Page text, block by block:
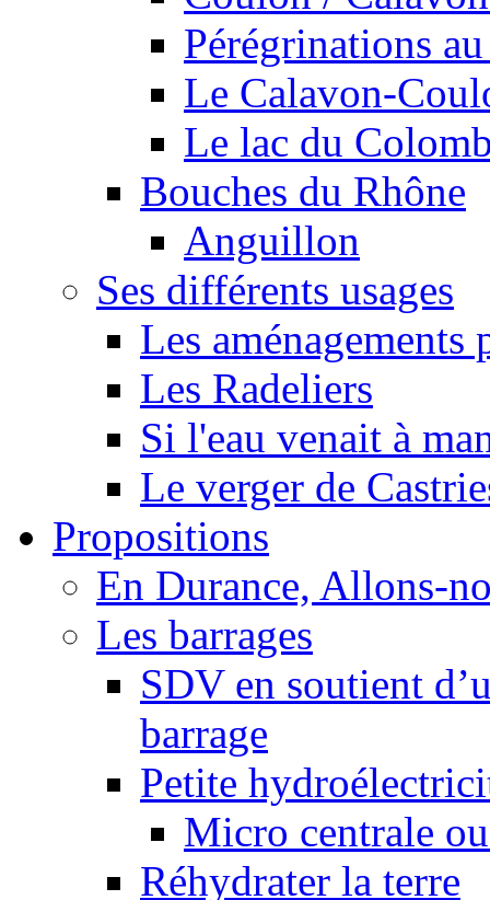
Pérégrinations
Le Calavon-
Le lac du
Bouches du Rhône
Anguillon
Ses différents usages
Les
Les Radeliers
Si l'eau venait à
Le verger de
Propositions
En Durance, Allons-
Les barrages
SDV en soutient
barrage
Petite
Micro centrale
Réhydrater la terre